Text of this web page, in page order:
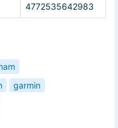
4772535642983
garmin